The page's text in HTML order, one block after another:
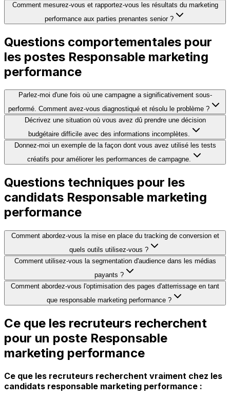
Comment mesurez-vous et rapportez-vous les résultats du marketing
performance aux parties prenantes senior ?
Questions comportementales pour
les postes Responsable marketing
performance
Parlez-moi d'une fois où une campagne a significativement sous-
performé. Comment avez-vous diagnostiqué et résolu le problème ?
Décrivez une situation où vous avez dû prendre une décision
budgétaire difficile avec des informations incomplètes.
Donnez-moi un exemple de la façon dont vous avez utilisé les tests
créatifs pour améliorer les performances de campagne.
Questions techniques pour les
candidats Responsable marketing
performance
Comment abordez-vous la mise en place du tracking de conversion et
quels outils utilisez-vous ?
Comment utilisez-vous la segmentation d'audience dans les médias
payants ?
Comment abordez-vous l'optimisation des pages d'atterrissage en tant
que responsable marketing performance ?
Ce que les recruteurs recherchent
pour un poste Responsable
marketing performance
Ce que les recruteurs recherchent vraiment chez les
candidats responsable marketing performance :